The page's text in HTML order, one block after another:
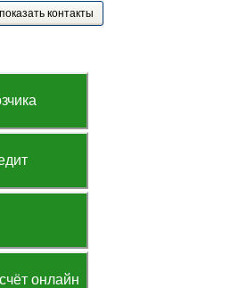
показать контакты
онлайн